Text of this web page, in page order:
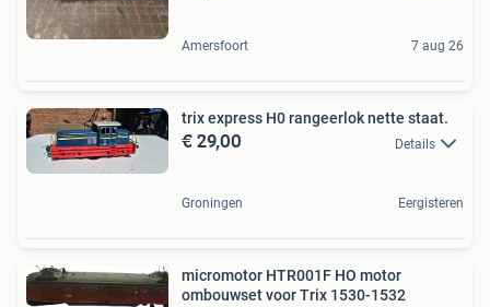
Amersfoort 7 aug 26
trix express H0 rangeerlok nette staat.
€ 29,00 Details
Groningen Eergisteren
micromotor HTR001F HO motor
ombouwset voor Trix 1530-1532